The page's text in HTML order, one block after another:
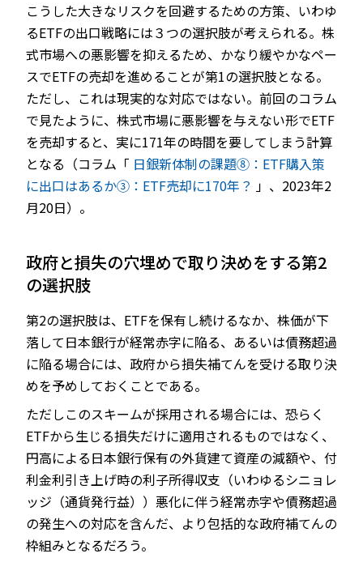
こうした大きなリスクを回避するための方策、いわゆ
るETFの出口戦略には３つの選択肢が考えられる。株
式市場への悪影響を抑えるため、かなり緩やかなペー
スでETFの売却を進めることが第1の選択肢となる。
ただし、これは現実的な対応ではない。前回のコラム
で見たように、株式市場に悪影響を与えない形でETF
を売却すると、実に171年の時間を要してしまう計算
となる（コラム「 日銀新体制の課題⑧：ETF購入策
に出口はあるか③：ETF売却に170年？ 」、2023年2
月20日）。
政府と損失の穴埋めで取り決めをする第2
の選択肢
第2の選択肢は、ETFを保有し続けるなか、株価が下
落して日本銀行が経常赤字に陥る、あるいは債務超過
に陥る場合には、政府から損失補てんを受ける取り決
めを予めしておくことである。
ただしこのスキームが採用される場合には、恐らく
ETFから生じる損失だけに適用されるものではなく、
円高による日本銀行保有の外貨建て資産の減額や、付
利金利引き上げ時の利子所得収支（いわゆるシニョレ
ッジ（通貨発行益））悪化に伴う経常赤字や債務超過
の発生への対応を含んだ、より包括的な政府補てんの
枠組みとなるだろう。